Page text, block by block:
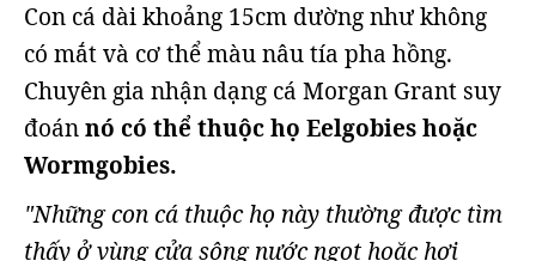
Con cá dài khoảng 15cm dường như không
có mắt và cơ thể màu nâu tía pha hồng.
Chuyên gia nhận dạng cá Morgan Grant suy
đoánnó có thể thuộc họ Eelgobies hoặc
Wormgobies.
"Những con cá thuộc họ này thường được tìm
thấy ở vùng cửa sông nước ngọt hoặc hơi